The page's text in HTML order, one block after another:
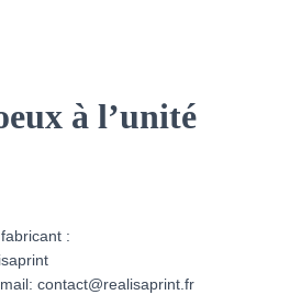
à l’unité
:
contact@realisaprint.fr